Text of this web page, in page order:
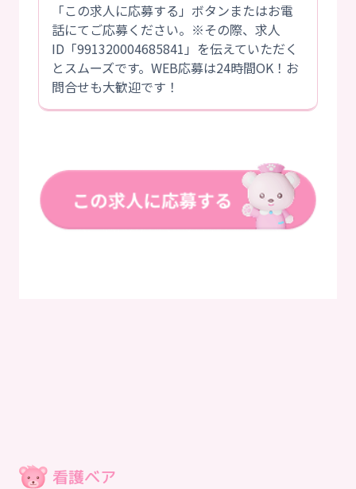
「この求人に応募する」ボタンまたはお電
話にてご応募ください。※その際、求人
ID「991320004685841」を伝えていただく
とスムーズです。WEB応募は24時間OK！お
問合せも大歓迎です！